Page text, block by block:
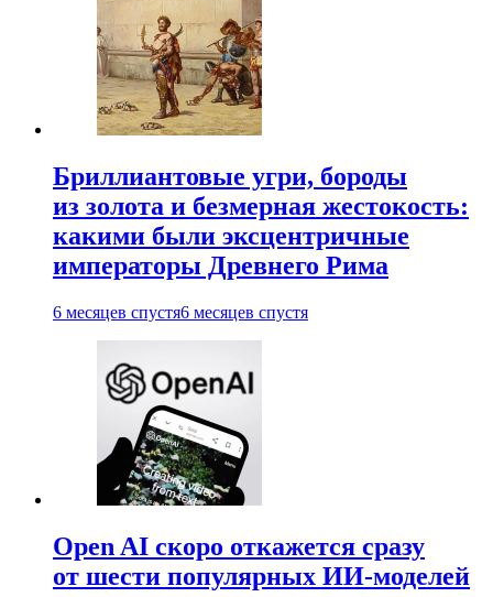
Бриллиантовые угри, бороды
из золота и безмерная жестокость:
какими были эксцентричные
императоры Древнего Рима
6 месяцев спустя6 месяцев спустя
Open AI скоро откажется сразу
от шести популярных ИИ-моделей